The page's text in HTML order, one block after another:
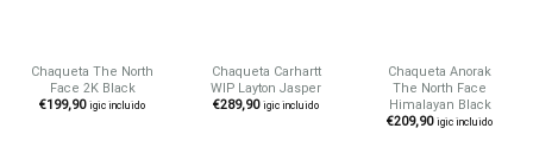
Chaqueta The North
Face 2K Black
€199,90 igic incluido
Chaqueta Carhartt
WIP Layton Jasper
€289,90 igic incluido
Chaqueta Anorak
The North Face
Himalayan Black
€209,90 igic incluido